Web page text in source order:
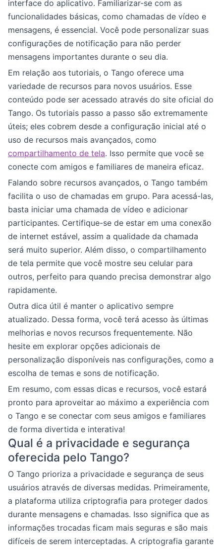
interface do aplicativo. Familiarizar-se com as
funcionalidades básicas, como chamadas de vídeo e
mensagens, é essencial. Você pode personalizar suas
configurações de notificação para não perder
mensagens importantes durante o seu dia.
Em relação aos tutoriais, o Tango oferece uma
variedade de recursos para novos usuários. Esse
conteúdo pode ser acessado através do site oficial do
Tango. Os tutoriais passo a passo são extremamente
úteis; eles cobrem desde a configuração inicial até o
uso de recursos mais avançados, como
compartilhamento de tela. Isso permite que você se
conecte com amigos e familiares de maneira eficaz.
Falando sobre recursos avançados, o Tango também
facilita o uso de chamadas em grupo. Para acessá-las,
basta iniciar uma chamada de vídeo e adicionar
participantes. Certifique-se de estar em uma conexão
de internet estável, assim a qualidade da chamada
será muito superior. Além disso, o compartilhamento
de tela permite que você mostre seu celular para
outros, perfeito para quando precisa demonstrar algo
rapidamente.
Outra dica útil é manter o aplicativo sempre
atualizado. Dessa forma, você terá acesso às últimas
melhorias e novos recursos frequentemente. Não
hesite em explorar opções adicionais de
personalização disponíveis nas configurações, como a
escolha de temas e sons de notificação.
Em resumo, com essas dicas e recursos, você estará
pronto para aproveitar ao máximo a experiência com
o Tango e se conectar com seus amigos e familiares
de forma divertida e interativa!
Qual é a privacidade e segurança
oferecida pelo Tango?
O Tango prioriza a privacidade e segurança de seus
usuários através de diversas medidas. Primeiramente,
a plataforma utiliza criptografia para proteger dados
durante mensagens e chamadas. Isso significa que as
informações trocadas ficam mais seguras e são mais
difíceis de serem interceptadas. A criptografia garante